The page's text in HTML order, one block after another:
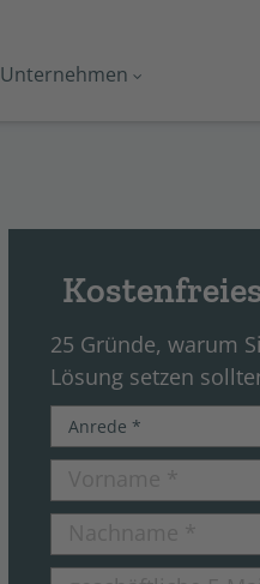
Unternehmen
25 Gründe, warum
Lösung setzen